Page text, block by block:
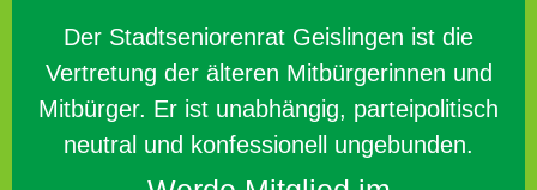
Der Stadtseniorenrat Geislingen ist die
Vertretung der älteren Mitbürgerinnen und
Mitbürger. Er ist unabhängig, parteipolitisch
neutral und konfessionell ungebunden.